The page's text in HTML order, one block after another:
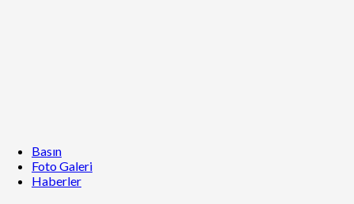
Basın
Foto Galeri
Haberler